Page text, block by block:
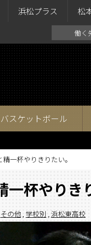
浜松プラス 松
働く
バスケットボール
一杯やりきりたい。
杯やりき
その他, 学校別 , 浜松東高校